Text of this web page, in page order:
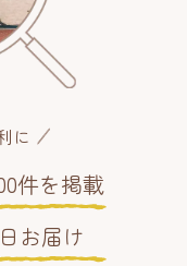
に
件を掲載
お届け